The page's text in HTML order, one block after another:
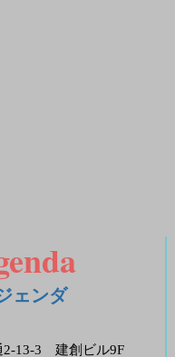
ェンダ
2-13-3 建創ビル9F